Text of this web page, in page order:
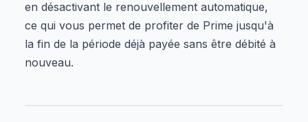
en désactivant le renouvellement automatique,
ce qui vous permet de profiter de Prime jusqu'à
la fin de la période déjà payée sans être débité à
nouveau.